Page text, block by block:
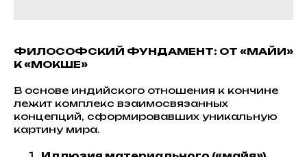
ФИЛОСОФСКИЙ ФУНДАМЕНТ: ОТ «МАЙИ»
К «МОКШЕ»
В основе индийского отношения к кончине
лежит комплекс взаимосвязанных
концепций, сформировавших уникальную
картину мира.